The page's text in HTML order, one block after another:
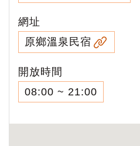
網址
原鄉溫泉民宿
開放時間
08:00 ~ 21:00